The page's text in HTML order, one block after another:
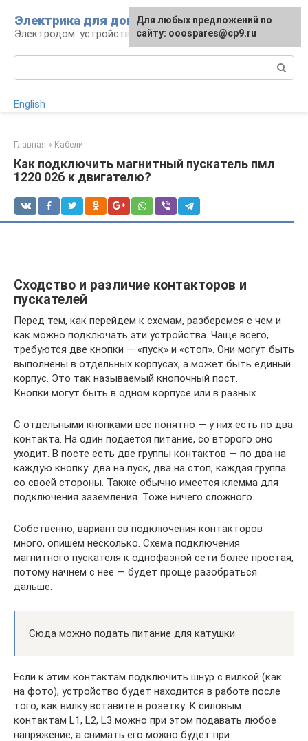
контенту
Электрика для дома
Электродом: устройства, кабели, ремонт
English
Главная » Кабели
Как подключить магнитный пускатель пмл
1220 02б к двигателю?
Сходство и различие контакторов и
пускателей
Перед тем, как перейдем к схемам, разберемся с чем и
как можно подключать эти устройства. Чаще всего,
требуются две кнопки — «пуск» и «стоп». Они могут быть
выполнены в отдельных корпусах, а может быть единый
корпус. Это так называемый кнопочный пост.
Кнопки могут быть в одном корпусе или в разных
С отдельными кнопками все понятно — у них есть по два
контакта. На один подается питание, со второго оно
уходит. В посте есть две группы контактов — по два на
каждую кнопку: два на пуск, два на стоп, каждая группа
со своей стороны. Также обычно имеется клемма для
подключения заземления. Тоже ничего сложного.
Собственно, вариантов подключения контакторов
много, опишем несколько. Схема подключения
магнитного пускателя к однофазной сети более простая,
потому начнем с нее — будет проще разобраться
дальше.
Сюда можно подать питание для катушки
Если к этим контактам подключить шнур с вилкой (как
на фото), устройство будет находится в работе после
того, как вилку вставите в розетку. К силовым
контактам L1, L2, L3 можно при этом подавать любое
напряжение, а снимать его можно будет при
Для любых предложений по
сайту: ooospares@cp9.ru